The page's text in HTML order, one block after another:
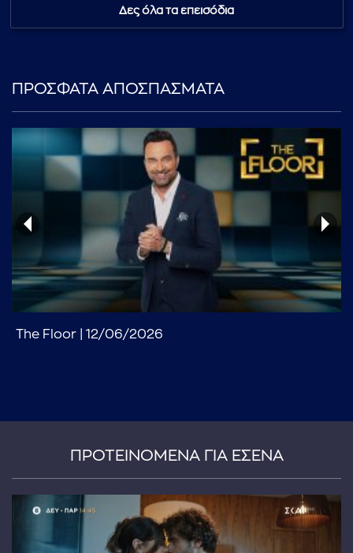
...πληκτρολογήστε κείμενο προς αναζήτηση
Δες όλα τα επεισόδια
ΠΡΟΣΦΑΤΑ ΑΠΟΣΠΑΣΜΑΤΑ
The Floor | 12/06/2026
ΠΡΟΤΕΙΝΟΜΕΝΑ ΓΙΑ ΕΣΕΝΑ